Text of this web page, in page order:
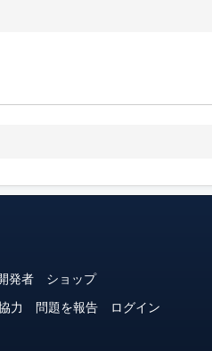
発者
ショップ
力 問題を報告
ログイン